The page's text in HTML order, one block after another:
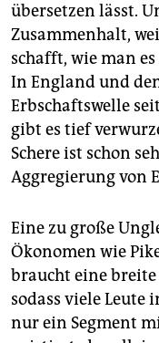
übersetzen lässt.
Zusammenhalt,
schafft, wie man
In England und
Erbschaftswelle
gibt es tief
Schere ist schon
Aggregierung von
Eine zu große
Ökonomen wie
braucht eine
sodass viele
nur ein Segment